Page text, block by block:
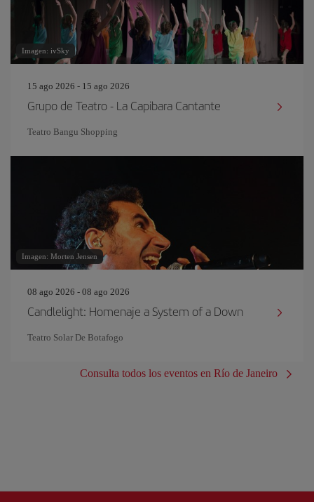
Imagen: ivSky
15 ago 2026 - 15 ago 2026
Grupo de Teatro - La Capibara Cantante
Teatro Bangu Shopping
Imagen: Morten Jensen
08 ago 2026 - 08 ago 2026
Candlelight: Homenaje a System of a Down
Teatro Solar De Botafogo
Consulta todos los eventos en Río de Janeiro